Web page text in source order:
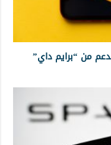
من “برايم داي”